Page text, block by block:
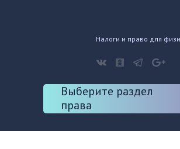
Налоги и право для
Выберите раздел
права